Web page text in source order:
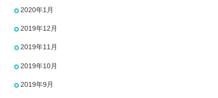
2020年1月
2019年12月
2019年11月
2019年10月
2019年9月